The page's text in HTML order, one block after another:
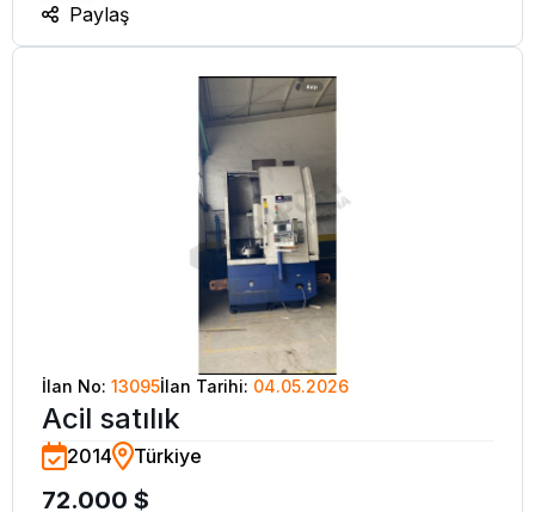
Paylaş
İlan No: 13095İlan Tarihi: 04.05.2026
Acil satılık
2014 Türkiye
72.000 $